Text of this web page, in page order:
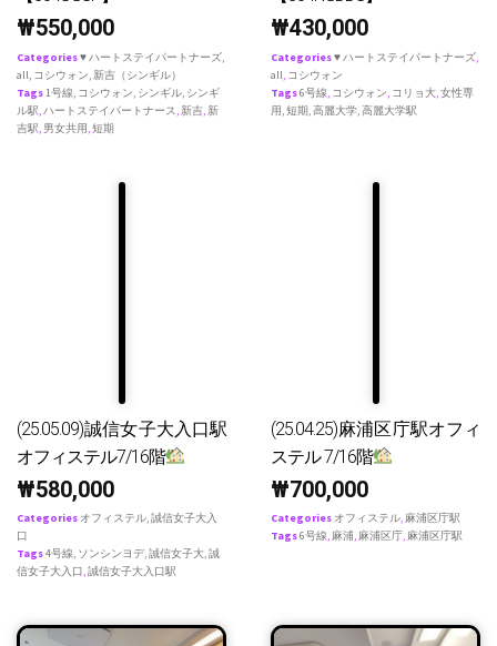
₩550,000
Categories♥ ハートステイパートナーズ,
all, コシウォン,新吉（シンギル）
Tags1号線, コシウォン, シンギル, シンギ
ル駅,ハートステイパートナース,新吉,新
吉駅, 男女共用,短期
₩430,000
Categories♥ ハートステイパートナーズ,
all, コシウォン
Tags6号線, コシウォン, コリョ大,女性専
用,短期,高麗大学,高麗大学駅
(25.05.09)誠信女子大入口駅
オフィステル7/16階
₩580,000
Categories オフィステル,誠信女子大入
口
Tags4号線, ソンシンヨデ,誠信女子大,誠
信女子大入口,誠信女子大入口駅
(25.04.25)麻浦区庁駅オフィ
ステル 7/16階
₩700,000
Categories オフィステル, 麻浦区庁駅
Tags6号線, 麻浦, 麻浦区庁, 麻浦区庁駅